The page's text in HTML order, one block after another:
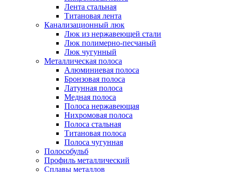
Лента стальная
Титановая лента
Канализационный люк
Люк из нержавеющей стали
Люк полимерно-песчаный
Люк чугунный
Металлическая полоса
Алюминиевая полоса
Бронзовая полоса
Латунная полоса
Медная полоса
Полоса нержавеющая
Нихромовая полоса
Полоса стальная
Титановая полоса
Полоса чугунная
Полособульб
Профиль металлический
Сплавы металлов